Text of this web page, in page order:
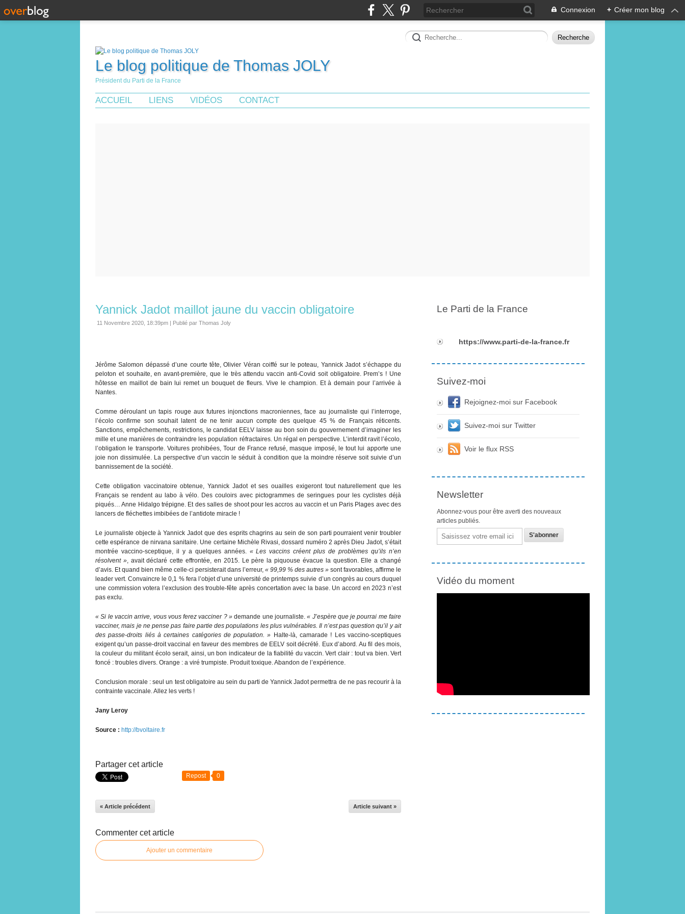
Connexion + Créer mon blog
Le blog politique de Thomas JOLY
Président du Parti de la France
ACCUEIL LIENS VIDÉOS CONTACT
Yannick Jadot maillot jaune du vaccin obligatoire
11 Novembre 2020, 18:39pm | Publié par Thomas Joly
Jérôme Salomon dépassé d’une courte tête, Olivier Véran coiffé sur le poteau, Yannick Jadot s’échappe du
peloton et souhaite, en avant-première, que le très attendu vaccin anti-Covid soit obligatoire. Prem’s ! Une
hôtesse en maillot de bain lui remet un bouquet de fleurs. Vive le champion. Et à demain pour l’arrivée à
Nantes.
Comme déroulant un tapis rouge aux futures injonctions macroniennes, face au journaliste qui l’interroge,
l’écolo confirme son souhait latent de ne tenir aucun compte des quelque 45 % de Français réticents.
Sanctions, empêchements, restrictions, le candidat EELV laisse au bon soin du gouvernement d’imaginer les
mille et une manières de contraindre les population réfractaires. Un régal en perspective. L’interdit ravit l’écolo,
l’obligation le transporte. Voitures prohibées, Tour de France refusé, masque imposé, le tout lui apporte une
joie non dissimulée. La perspective d’un vaccin le séduit à condition que la moindre réserve soit suivie d’un
bannissement de la société.
Cette obligation vaccinatoire obtenue, Yannick Jadot et ses ouailles exigeront tout naturellement que les
Français se rendent au labo à vélo. Des couloirs avec pictogrammes de seringues pour les cyclistes déjà
piqués… Anne Hidalgo trépigne. Et des salles de shoot pour les accros au vaccin et un Paris Plages avec des
lancers de fléchettes imbibées de l’antidote miracle !
Le journaliste objecte à Yannick Jadot que des esprits chagrins au sein de son parti pourraient venir troubler
cette espérance de nirvana sanitaire. Une certaine Michèle Rivasi, dossard numéro 2 après Dieu Jadot, s’était
montrée vaccino-sceptique, il y a quelques années. « Les vaccins créent plus de problèmes qu’ils n’en
résolvent », avait déclaré cette effrontée, en 2015. Le père la piquouse évacue la question. Elle a changé
d’avis. Et quand bien même celle-ci persisterait dans l’erreur, « 99,99 % des autres » sont favorables, affirme le
leader vert. Convaincre le 0,1 % fera l’objet d’une université de printemps suivie d’un congrès au cours duquel
une commission votera l’exclusion des trouble-fête après concertation avec la base. Un accord en 2023 n’est
pas exclu.
« Si le vaccin arrive, vous vous ferez vacciner ? » demande une journaliste.« J’espère que je pourrai me faire
vacciner, mais je ne pense pas faire partie des populations les plus vulnérables. Il n’est pas question qu’il y ait
des passe-droits liés à certaines catégories de population. » Halte-là, camarade ! Les vaccino-sceptiques
exigent qu’un passe-droit vaccinal en faveur des membres de EELV soit décrété. Eux d’abord. Au fil des mois,
la couleur du militant écolo serait, ainsi, un bon indicateur de la fiabilité du vaccin. Vert clair : tout va bien. Vert
foncé : troubles divers. Orange : a viré trumpiste. Produit toxique. Abandon de l’expérience.
Conclusion morale : seul un test obligatoire au sein du parti de Yannick Jadot permettra de ne pas recourir à la
contrainte vaccinale. Allez les verts !
Jany Leroy
Source : http://bvoltaire.fr
Partager cet article
Repost 0
« Article précédent Article suivant »
Commenter cet article
Ajouter un commentaire
Le Parti de la France
https://www.parti-de-la-france.fr
Suivez-moi
Rejoignez-moi sur Facebook
Suivez-moi sur Twitter
Voir le flux RSS
Newsletter
Abonnez-vous pour être averti des nouveaux
articles publiés.
Email
Vidéo du moment